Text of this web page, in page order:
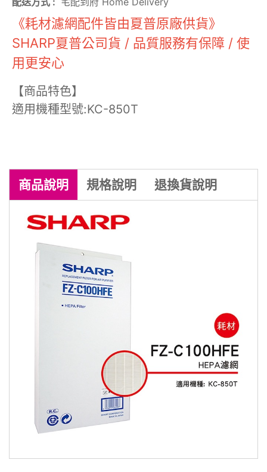
《耗材濾網配件皆由夏普原廠供貨》
SHARP夏普公司貨 / 品質服務有保障 / 使
用更安心
【商品特色】
適用機種型號:KC-850T
商品說明 規格說明 退換貨說明
商品到貨享七天鑑賞期之權益（
鑑賞期非試用期），辦理退貨商品必須
全新狀態且包裝完整
封，等同商品價值已受損，僅能以福利
品出售，若需退換貨，我方須收取價值
損失之費用(回復原狀、整新費)，請先
確認商品正確、外觀可接受，再行開
機/使用，以免影響您的權利。 註：依
消非者保護法 十九條【通訊交易解除權
合理例外情事適用準則】下列商品無七
一、易腐敗、保存期限短、或解約時即將逾期。
二、依消費者要求所客製化給付